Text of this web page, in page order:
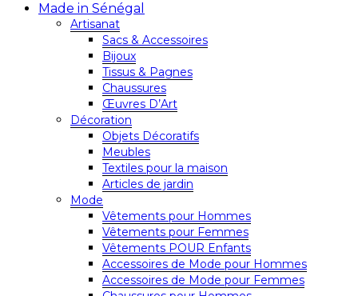
Made in Sénégal
Artisanat
Sacs & Accessoires
Bijoux
Tissus & Pagnes
Chaussures
Œuvres D’Art
Décoration
Objets Décoratifs
Meubles
Textiles pour la maison
Articles de jardin
Mode
Vêtements pour Hommes
Vêtements pour Femmes
Vêtements POUR Enfants
Accessoires de Mode pour Hommes
Accessoires de Mode pour Femmes